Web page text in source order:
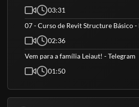
03:31
07 - Curso de Revit Structure Básico
02:36
Vem para a família Leiaut! - Telegram
01:50